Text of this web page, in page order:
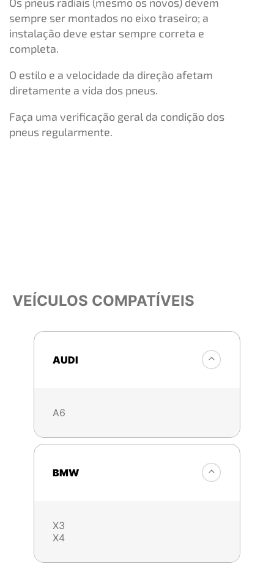
sempre ser montados no eixo traseiro; a
instalação deve estar sempre correta e
completa.
O estilo e a velocidade da direção afetam
diretamente a vida dos pneus.
Faça uma verificação geral da condição dos
pneus regularmente.
VEÍCULOS COMPATÍVEIS
AUDI
A6
BMW
X3
X4